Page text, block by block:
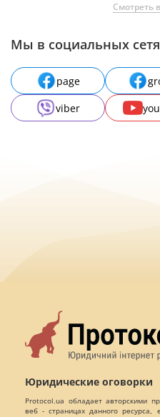
Смотреть
Мы в социальных
page
viber
Юридические оговорки
Protocol.ua обладает авторскими
веб - страницах данного